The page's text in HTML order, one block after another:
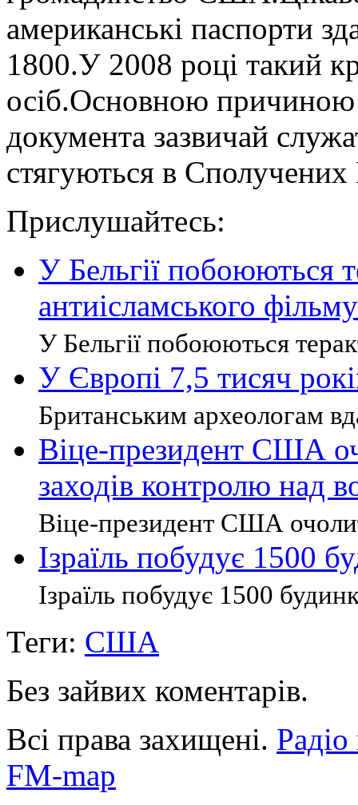
американські паспорти
1800.У 2008 році такий
осіб.Основною причиною
документа зазвичай
стягуються в
Прислушайтесь:
У Бельгії побоюються
антиісламського фільму
У Бельгії побоюються
У Європі 7,5 тисяч
Британським археологам
Віце-президент США
заходів контролю над
Віце-президент США
Ізраїль побудує 1500
Ізраїль побудує 1500
Теги: США
Без зайвих коментарів.
Всі права захищені.
FM-map